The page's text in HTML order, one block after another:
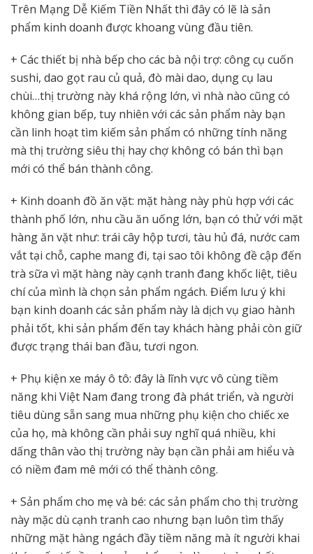
Trên Mạng Dễ Kiếm Tiền Nhất thì đây có lẽ là sản
phẩm kinh doanh được khoang vùng đầu tiên.
+ Các thiết bị nhà bếp cho các bà nội trợ: công cụ cuốn
sushi, dao gọt rau củ quả, đò mài dao, dụng cụ lau
chùi…thị trường này khá rộng lớn, vì nhà nào cũng có
không gian bếp, tuy nhiên với các sản phẩm này bạn
cần linh hoạt tìm kiếm sản phẩm có những tính năng
mà thị trường siêu thị hay chợ không có bán thì bạn
mới có thể bán thành công.
+ Kinh doanh đồ ăn vặt: mặt hàng này phù hợp với các
thành phố lớn, nhu cầu ăn uống lớn, bạn có thử với mặt
hàng ăn vặt như: trái cây hộp tươi, tàu hủ đá, nước cam
vắt tại chỗ, caphe mang đi, tại sao tôi không đề cập đến
trà sữa vì mặt hàng này cạnh tranh đang khốc liệt, tiêu
chí của mình là chọn sản phẩm ngách. Điểm lưu ý khi
bạn kinh doanh các sản phẩm này là dịch vụ giao hành
phải tốt, khi sản phẩm đến tay khách hàng phải còn giữ
được trạng thái ban đầu, tươi ngon.
+ Phụ kiện xe máy ô tô: đây là lĩnh vực vô cùng tiềm
năng khi Việt Nam đang trong đà phát triển, và người
tiêu dùng sẵn sang mua những phụ kiện cho chiếc xe
của họ, mà không cần phải suy nghĩ quá nhiều, khi
dấng thân vào thị trường này bạn cần phải am hiểu và
có niềm đam mê mới có thể thành công.
+ Sản phẩm cho mẹ và bé: các sản phẩm cho thị trường
này mặc dù cạnh tranh cao nhưng bạn luôn tìm thấy
những mặt hàng ngách đầy tiềm năng mà ít người khai